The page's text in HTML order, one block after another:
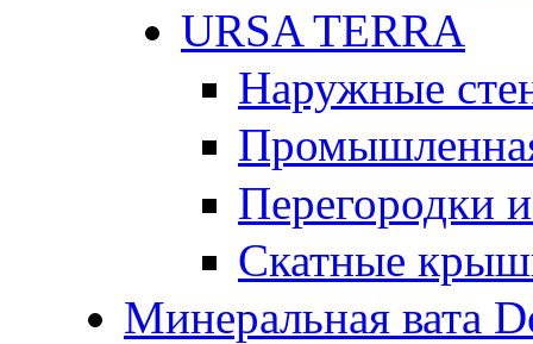
URSA TERRA
Наружные
Перегородки
Скатные
Минеральная вата